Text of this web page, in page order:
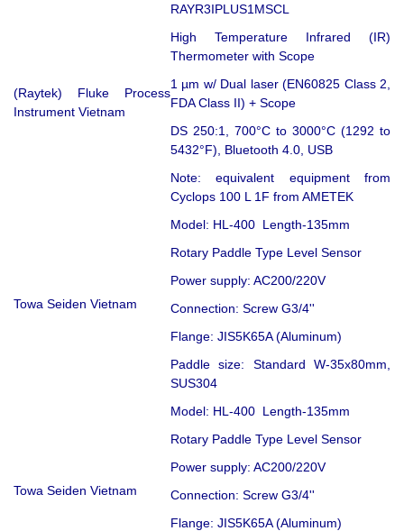
(Raytek) Fluke Process
Instrument Vietnam
RAYR3IPLUS1MSCL
High Temperature Infrared (IR)
Thermometer with Scope
1 µm w/ Dual laser (EN60825 Class 2,
FDA Class II) + Scope
DS 250:1, 700°C to 3000°C (1292 to
5432°F), Bluetooth 4.0, USB
Note: equivalent equipment from
Cyclops 100 L 1F from AMETEK
Towa Seiden Vietnam
Model: HL-400 Length-135mm
Rotary Paddle Type Level Sensor
Power supply: AC200/220V
Connection: Screw G3/4''
Flange: JIS5K65A (Aluminum)
Paddle size: Standard W-35x80mm,
SUS304
Towa Seiden Vietnam
Model: HL-400 Length-135mm
Rotary Paddle Type Level Sensor
Power supply: AC200/220V
Connection: Screw G3/4''
Flange: JIS5K65A (Aluminum)